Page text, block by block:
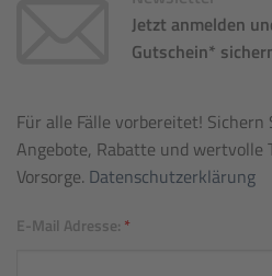
Jetzt anmelden
Gutschein*
Für alle Fälle vorbereitet! Sichern
Angebote, Rabatte und wertvolle
Vorsorge. Datenschutzerklärung
E-Mail Adresse: *